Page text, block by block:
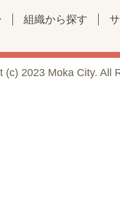
組織から探す
(c) 2023 Moka City. All